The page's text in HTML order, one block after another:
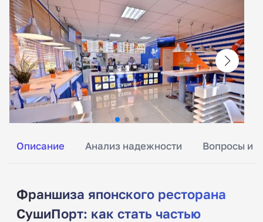
Описание Анализ надежности Вопросы и
Франшиза японского ресторана
СушиПорт: как стать частью